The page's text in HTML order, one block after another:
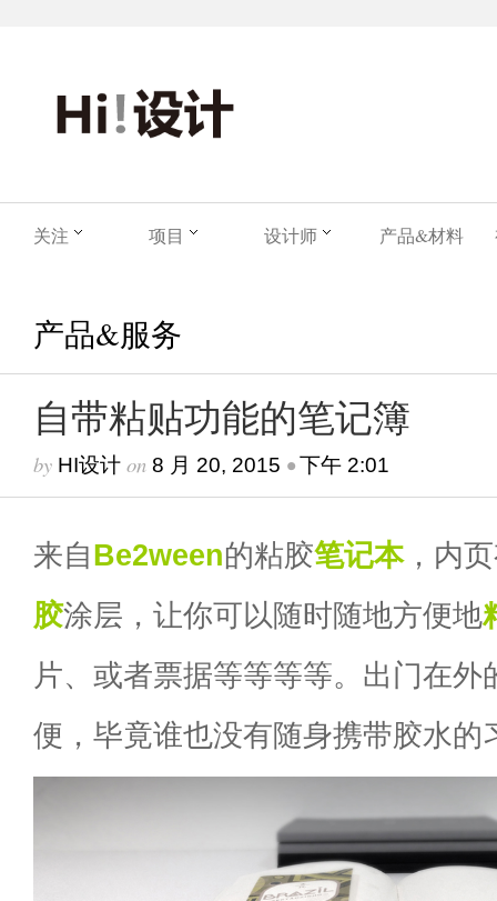
关注 项目 设计师 产品&材料
产品&服务
自带粘贴功能的笔记簿
by HI设计 on 8 月 20, 2015 •下午 2:01
来自Be2ween的粘胶笔记本，内
胶涂层，让你可以随时随地方便地
片、或者票据等等等等。出门在
便，毕竟谁也没有随身携带胶水的